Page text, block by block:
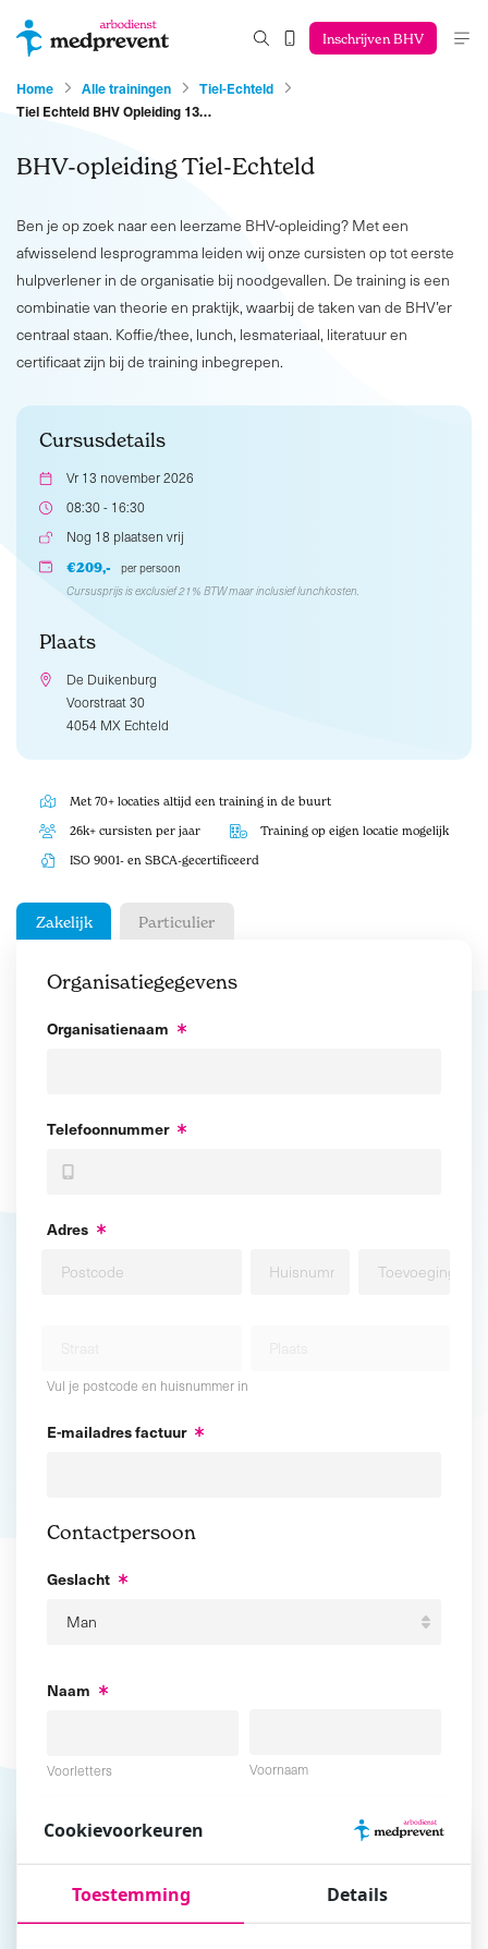
Inschrijven BHV
Home Alle trainingen
Tiel-Echteld
Tiel Echteld BHV Opleiding 13…
BHV-opleiding Tiel-Echteld
Ben je op zoek naar een leerzame BHV-opleiding? Met een
afwisselend lesprogramma leiden wij onze cursisten op tot eerste
hulpverlener in de organisatie bij noodgevallen. De training is een
combinatie van theorie en praktijk, waarbij de taken van de BHV’er
centraal staan. Koffie/thee, lunch, lesmateriaal, literatuur en
certificaat zijn bij de training inbegrepen.
Cursusdetails
Vr 13 november 2026
08:30 - 16:30
Nog 18 plaatsen vrij
€209,-
per persoon
Cursusprijs is exclusief 21% BTW maar inclusief lunchkosten.
Plaats
De Duikenburg
Voorstraat 30
4054 MX Echteld
Met 70+ locaties altijd een training in de buurt
26k+ cursisten per jaar Training op eigen locatie mogelijk
ISO 9001- en SBCA-gecertificeerd
Zakelijk Particulier
Organisatiegegevens
Organisatienaam
Telefoonnummer
Adres
Vul je postcode en huisnummer in
E-mailadres factuur
Contactpersoon
Geslacht
Naam
Voorletters Voornaam
Tussenvoegsel Achternaam
E-mailadres
Cookievoorkeuren
Toestemming Details